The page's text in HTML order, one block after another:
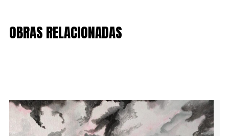
OBRAS RELACIONADAS